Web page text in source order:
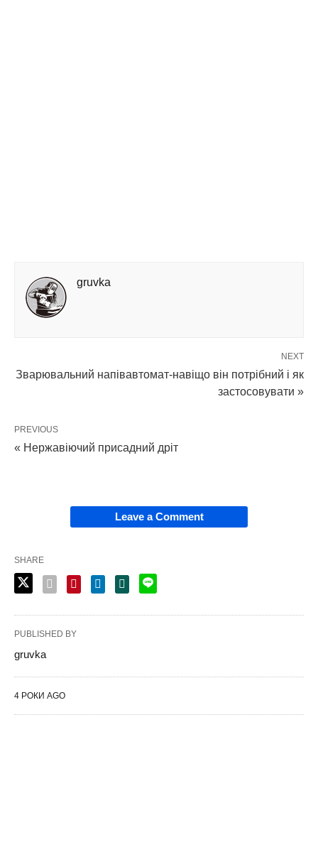
gruvka
NEXT
Зварювальний напівавтомат-навіщо він потрібний і як
застосовувати »
PREVIOUS
« Нержавіючий присадний дріт
Leave a Comment
SHARE
PUBLISHED BY
gruvka
4 РОКИ AGO